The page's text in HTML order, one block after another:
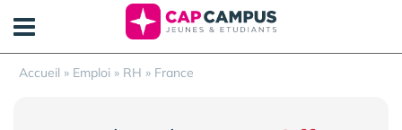
Accueil » Emploi » RH » France
Panneau de gestion des cookies